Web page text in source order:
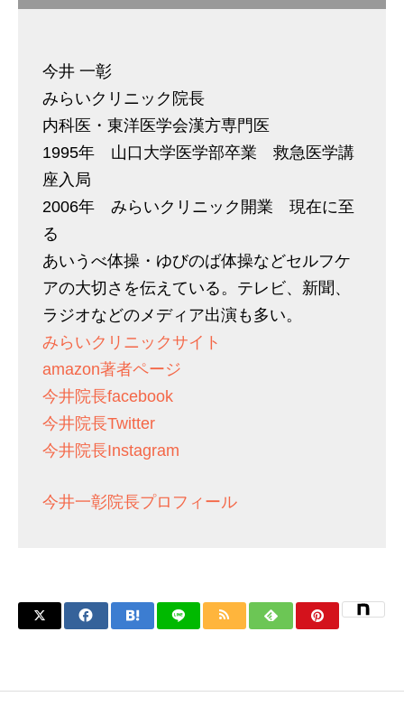
今井 一彰
みらいクリニック院長
内科医・東洋医学会漢方専門医
1995年 山口大学医学部卒業 救急医学講
座入局
2006年 みらいクリニック開業 現在に至
る
あいうべ体操・ゆびのば体操などセルフケ
アの大切さを伝えている。テレビ、新聞、
ラジオなどのメディア出演も多い。
みらいクリニックサイト
amazon著者ページ
今井院長facebook
今井院長Twitter
今井院長Instagram
今井一彰院長プロフィール